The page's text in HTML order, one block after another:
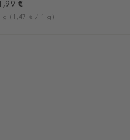
€
g (1,47 € / 1 g)